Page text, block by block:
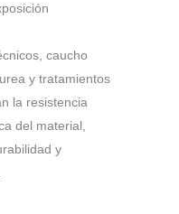
caucho
y tratamientos
la resistencia
del material,
y